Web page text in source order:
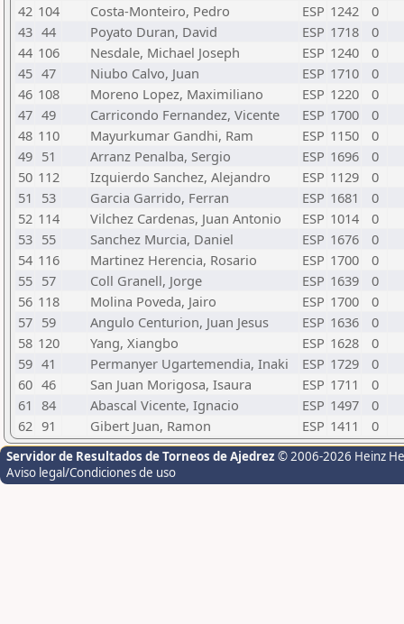
42 104 Costa-Monteiro, Pedro ESP 1242
0
43 44 Poyato Duran, David ESP 1718
0
44 106 Nesdale, Michael Joseph ESP 1240
0
45 47 Niubo Calvo, Juan ESP 1710
0
46 108 Moreno Lopez, Maximiliano ESP 1220
0
47 49 Carricondo Fernandez, Vicente ESP 1700
0
48 110 Mayurkumar Gandhi, Ram ESP 1150
0
49 51 Arranz Penalba, Sergio ESP 1696
0
50 112 Izquierdo Sanchez, Alejandro ESP 1129
0
51
53 Garcia Garrido, Ferran ESP 1681
0
52 114 Vilchez Cardenas, Juan Antonio ESP 1014
0
53 55 Sanchez Murcia, Daniel ESP 1676
0
54 116 Martinez Herencia, Rosario ESP 1700
0
55 57 Coll Granell, Jorge ESP 1639
0
56 118 Molina Poveda, Jairo ESP 1700
0
57 59 Angulo Centurion, Juan Jesus ESP 1636
0
58 120 Yang, Xiangbo ESP 1628
0
59 41 Permanyer Ugartemendia, Inaki ESP 1729
0
60 46 San Juan Morigosa, Isaura ESP 1711
0
61 84 Abascal Vicente, Ignacio ESP 1497
0
62 91 Gibert Juan, Ramon ESP 1411 0
Servidor de Resultados de Torneos de Ajedrez © 2006-2026 Heinz
Aviso legal/Condiciones de uso